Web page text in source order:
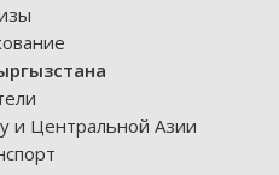
и Центральной Азии